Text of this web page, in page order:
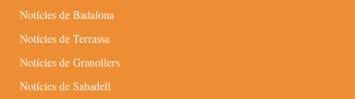
Notícies de Badalona
Notícies de Terrassa
Notícies de Granollers
Notícies de Sabadell